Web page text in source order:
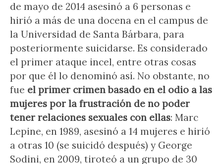
de mayo de 2014 asesinó a 6 personas e
hirió a más de una docena en el campus de
la Universidad de Santa Bárbara, para
posteriormente suicidarse. Es considerado
el primer ataque incel, entre otras cosas
por que él lo denominó así. No obstante, no
fue el primer crimen basado en el odio a las
mujeres por la frustración de no poder
tener relaciones sexuales con ellas: Marc
Lepine, en 1989, asesinó a 14 mujeres e hirió
a otras 10 (se suicidó después) y George
Sodini, en 2009, tiroteó a un grupo de 30